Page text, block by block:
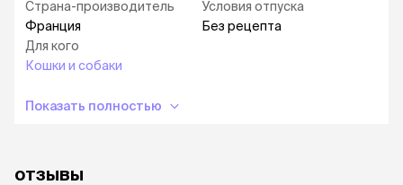
Страна-производитель
Франция
Для кого
Кошки и собаки
Условия отпуска
Без рецепта
Показать полностью
отзывы